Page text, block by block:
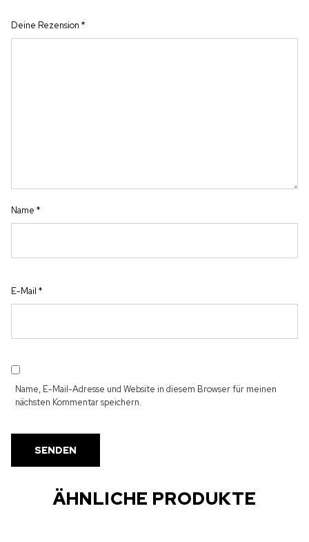
Deine Rezension *
Name *
E-Mail *
Name, E-Mail-Adresse und Website in diesem Browser für meinen
nächsten Kommentar speichern.
ÄHNLICHE PRODUKTE